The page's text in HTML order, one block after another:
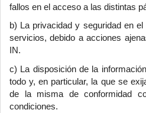
fallos en el acceso a las distintas
b) La privacidad y seguridad en
servicios, debido a acciones
IN.
c) La disposición de la
todo y, en particular, la que se
de la misma de conformidad
condiciones.